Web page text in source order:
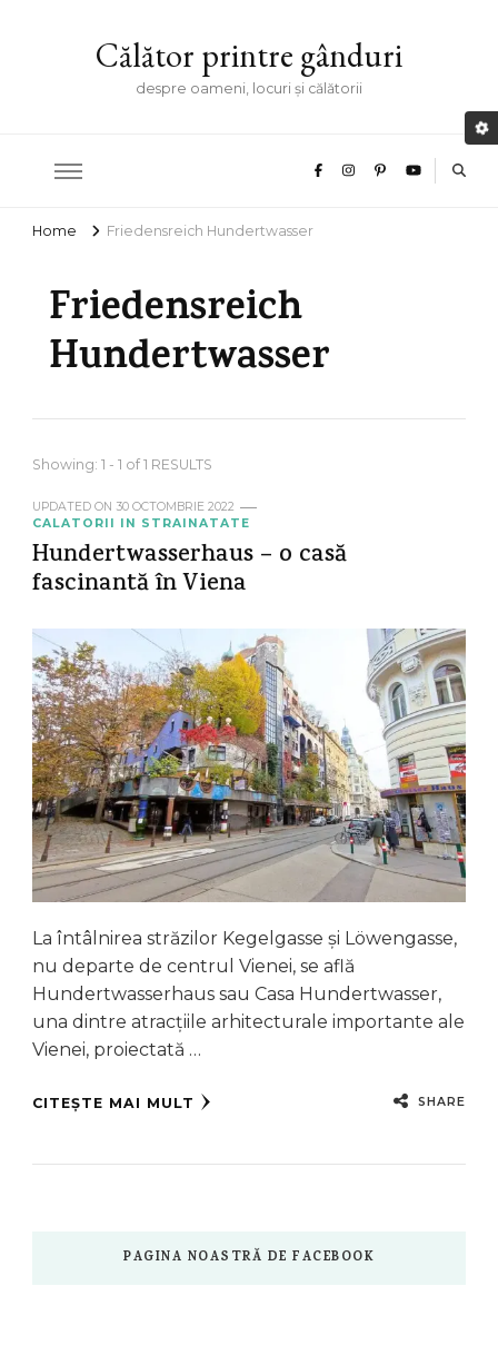
Călător printre gânduri
despre oameni, locuri și călătorii
Home Friedensreich Hundertwasser
Friedensreich
Hundertwasser
Showing: 1 - 1 of 1 RESULTS
UPDATED ON 30 OCTOMBRIE 2022
CALATORII IN STRAINATATE
Hundertwasserhaus – o casă
fascinantă în Viena
La întâlnirea străzilor Kegelgasse și Löwengasse,
nu departe de centrul Vienei, se află
Hundertwasserhaus sau Casa Hundertwasser,
una dintre atracțiile arhitecturale importante ale
Vienei, proiectată …
CITEȘTE MAI MULT SHARE
PAGINA NOASTRĂ DE FACEBOOK